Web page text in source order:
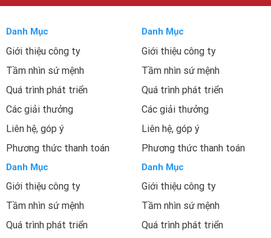
Danh Mục
Giới thiệu công ty
Tầm nhìn sứ mệnh
Quá trình phát triển
Các giải thưởng
Liên hệ, góp ý
Phương thức thanh toán
Danh Mục
Giới thiệu công ty
Tầm nhìn sứ mệnh
Quá trình phát triển
Các giải thưởng
Liên hệ, góp ý
Phương thức thanh toán
Danh Mục
Giới thiệu công ty
Tầm nhìn sứ mệnh
Quá trình phát triển
Danh Mục
Giới thiệu công ty
Tầm nhìn sứ mệnh
Quá trình phát triển